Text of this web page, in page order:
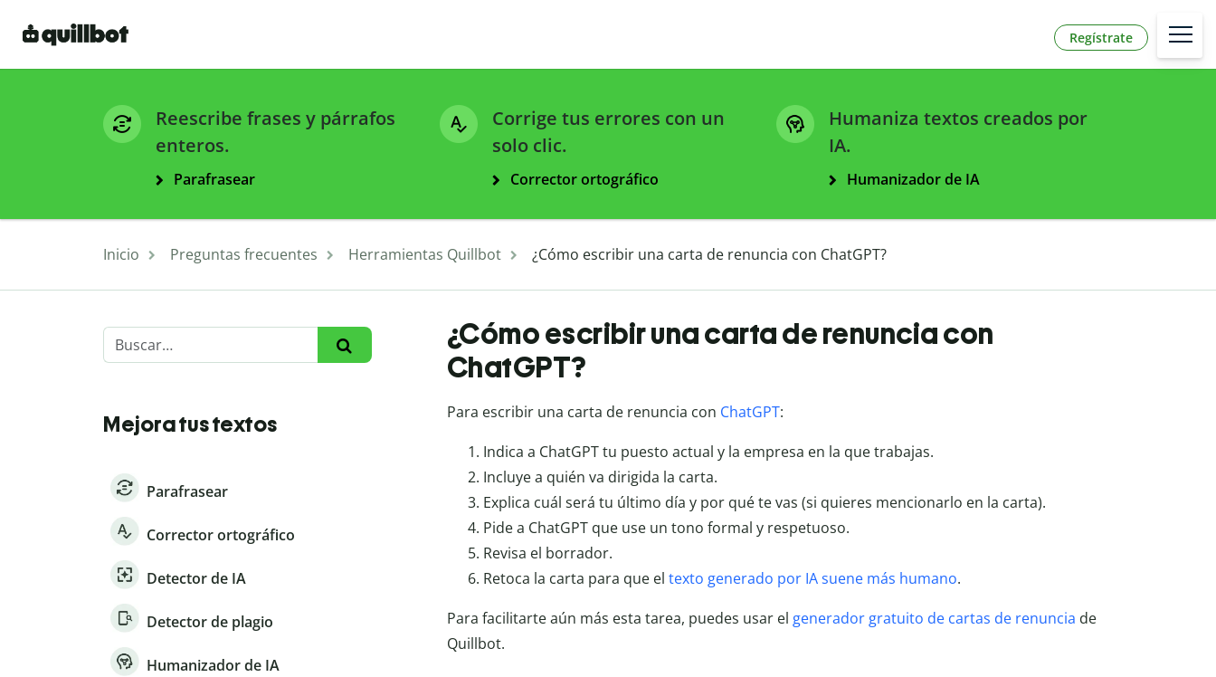
Regístrate
Reescribe frases y párrafos
enteros.
Parafrasear
Corrige tus errores con un
solo clic.
Corrector ortográfico
Humaniza textos creados por
IA.
Humanizador de IA
Inicio Preguntas frecuentes Herramientas Quillbot ¿Cómo escribir una carta de renuncia con ChatGPT?
Mejora tus textos
Parafrasear
Corrector ortográfico
Detector de IA
Detector de plagio
Humanizador de IA
¿Cómo escribir una carta de renuncia con
ChatGPT?
Para escribir una carta de renuncia con ChatGPT:
Indica a ChatGPT tu puesto actual y la empresa en la que trabajas.
Incluye a quién va dirigida la carta.
Explica cuál será tu último día y por qué te vas (si quieres mencionarlo en la carta).
Pide a ChatGPT que use un tono formal y respetuoso.
Revisa el borrador.
Retoca la carta para que el texto generado por IA suene más humano.
Para facilitarte aún más esta tarea, puedes usar el generador gratuito de cartas de renuncia de
Quillbot.